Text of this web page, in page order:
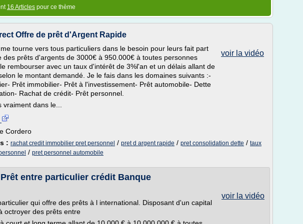
16 Articles pour ce thème
Offre de prêt d'Argent Rapide
voir la vidéo
tourne vers tous particuliers dans le besoin pour leurs fait part
des prêts d'argents de 3000€ à 950.000€ à toutes personnes
rembourser avec un taux d'intérêt de 3%l'an et un délais allant de
le montant demandé. Je le fais dans les domaines suivants :-
Prêt immobilier- Prêt à l'investissement- Prêt automobile- Dette
Rachat de crédit- Prêt personnel.
vraiment dans le...
Cordero
: rachat credit immobilier pret personnel / pret d argent rapide / pret consolidation dette / taux
/ pret personnel automobile
entre particulier crédit Banque
voir la vidéo
qui offre des prêts à l international. Disposant d'un capital
octroyer des prêts entre